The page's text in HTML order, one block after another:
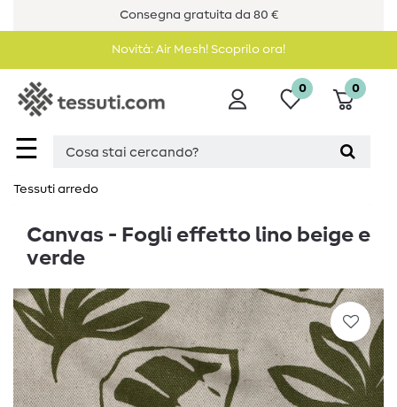
Consegna gratuita da 80 €
Novità: Air Mesh! Scoprilo ora!
☰
0 0
Tessuti arredo
Canvas - Fogli effetto lino beige e
verde